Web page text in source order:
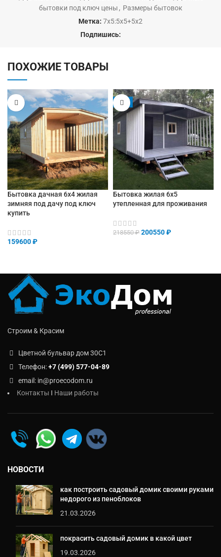
бытовки под ключ цены , Размеры бытовок
Метка: 7х5:5х5+5х2
Подпишись:
ПОХОЖИЕ ТОВАРЫ
Бытовка дачная 6х4 жилая
зимняя под дачу под ключ
купить
159600₽
-8%
Бытовка жилая 6х5
утепленная для проживания
218550₽ 200550₽
Строим & Красим
Цветной бульвар дом 30C1
Телефон:+7 (499) 577-04-89
email: in@proecodom.ru
Контакты I Наши работы
НОВОСТИ
как построить садовый домик своими руками
недорого из пеноблоков
21.03.2026
покрасить садовый домик в какой цвет
19.03.2026